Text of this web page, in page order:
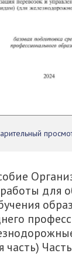
для
часть)